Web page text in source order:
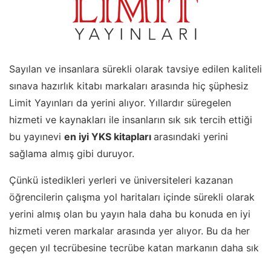
Sayılan ve insanlara sürekli olarak tavsiye edilen kaliteli
sınava hazırlık kitabı markaları arasında hiç şüphesiz
Limit Yayınları da yerini alıyor. Yıllardır süregelen
hizmeti ve kaynakları ile insanların sık sık tercih ettiği
bu yayınevi en iyi YKS kitapları arasındaki yerini
sağlama almış gibi duruyor.
Çünkü istedikleri yerleri ve üniversiteleri kazanan
öğrencilerin çalışma yol haritaları içinde sürekli olarak
yerini almış olan bu yayın hala daha bu konuda en iyi
hizmeti veren markalar arasında yer alıyor. Bu da her
geçen yıl tecrübesine tecrübe katan markanın daha sık